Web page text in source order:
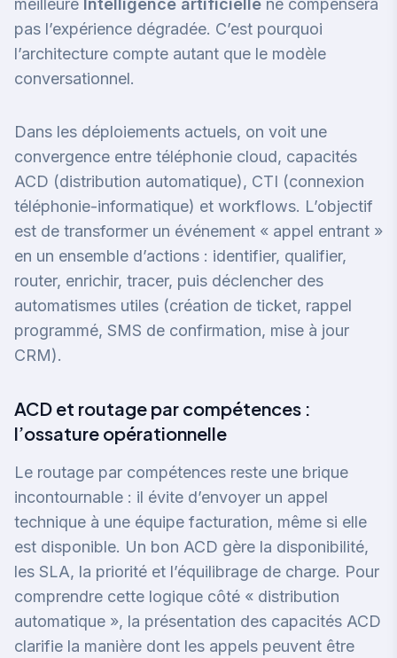
meilleure Intelligence artificielle ne compensera
pas l’expérience dégradée. C’est pourquoi
l’architecture compte autant que le modèle
conversationnel.
Dans les déploiements actuels, on voit une
convergence entre téléphonie cloud, capacités
ACD (distribution automatique), CTI (connexion
téléphonie-informatique) et workflows. L’objectif
est de transformer un événement « appel entrant »
en un ensemble d’actions : identifier, qualifier,
router, enrichir, tracer, puis déclencher des
automatismes utiles (création de ticket, rappel
programmé, SMS de confirmation, mise à jour
CRM).
ACD et routage par compétences :
l’ossature opérationnelle
Le routage par compétences reste une brique
incontournable : il évite d’envoyer un appel
technique à une équipe facturation, même si elle
est disponible. Un bon ACD gère la disponibilité,
les SLA, la priorité et l’équilibrage de charge. Pour
comprendre cette logique côté « distribution
automatique », la présentation des capacités ACD
clarifie la manière dont les appels peuvent être